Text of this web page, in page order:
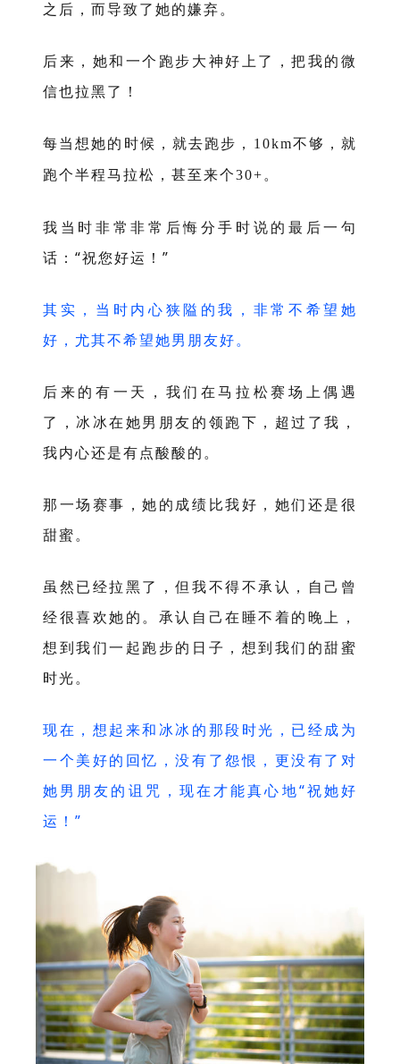
之后，而导致了她的嫌弃。
后来，她和一个跑步大神好上了，把我的微
信也拉黑了！
每当想她的时候，就去跑步， 10km不够，就
跑个半程马拉松，甚至来个30+。
我当时非常非常后悔分手时说的最后一句
话：“祝您好运！”
其实，当时内心狭隘的我，非常不希望她
好，尤其不希望她男朋友好。
后来的有一天，我们在马拉松赛场上偶遇
了，冰冰在她男朋友的领跑下，超过了我，
我内心还是有点酸酸的。
那一场赛事，她的成绩比我好，她们还是很
甜蜜。
虽然已经拉黑了，但我不得不承认，自己曾
经很喜欢她的。承认自己在睡不着的晚上，
想到我们一起跑步的日子，想到我们的甜蜜
时光。
现在，想起来和冰冰的那段时光，已经成为
一个美好的回忆，没有了怨恨，更没有了对
她男朋友的诅咒，现在才能真心地“祝她好
运！”